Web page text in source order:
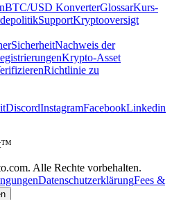
BTC/USD KonverterGlossarKurs-
SupportKryptooversigt
SicherheitNachweis der
Krypto-Asset
Richtlinie zu
DiscordInstagramFacebookLinkedin
Alle Rechte vorbehalten.
DatenschutzerklärungFees &